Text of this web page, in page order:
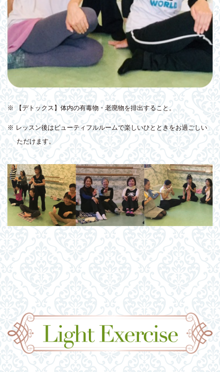
※ 【デトックス】体内の有毒物・老廃物を排出すること。
※ レッスン後はビューティフルルームで楽しいひとときをお過ごしい
ただけます。